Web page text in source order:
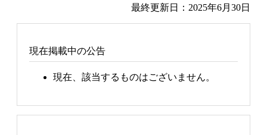
最終更新日：2025年6月30日
現在掲載中の公告
現在、該当するものはございません。